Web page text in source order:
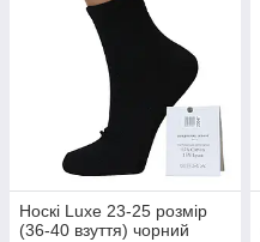
Носкі Luxe 23-25 розмір
(36-40 взуття) чорний